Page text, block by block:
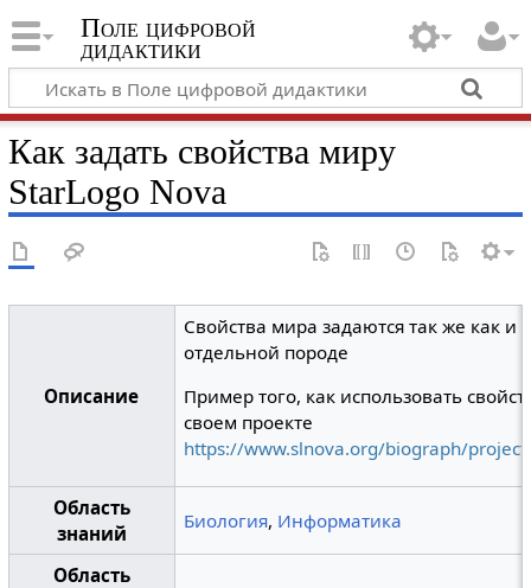
Поле цифровой
дидактики
Как задать свойства миру
StarLogo Nova
Описание
Свойства мира задаются так же как и
отдельной породе
Пример того, как использовать
своем проекте
https://www.slnova.org/biograph/
Область
знаний
Биология, Информатика
Область